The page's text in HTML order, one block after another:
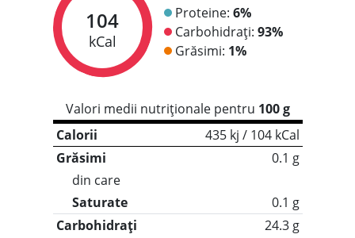
104
kCal
Proteine: 6%
Carbohidrați: 93%
Grăsimi: 1%
Valori medii nutriționale pentru 100 g
Calorii
435 kj / 104 kCal
Grăsimi
0.1 g
din care
Saturate
0.1 g
Carbohidrați
24.3 g